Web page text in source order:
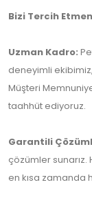
Bizi Tercih
Uzman Kadro:
deneyimli
Müşteri
taahhüt ediyoruz.
Garantili
çözümler sunarız.
en kısa zamanda